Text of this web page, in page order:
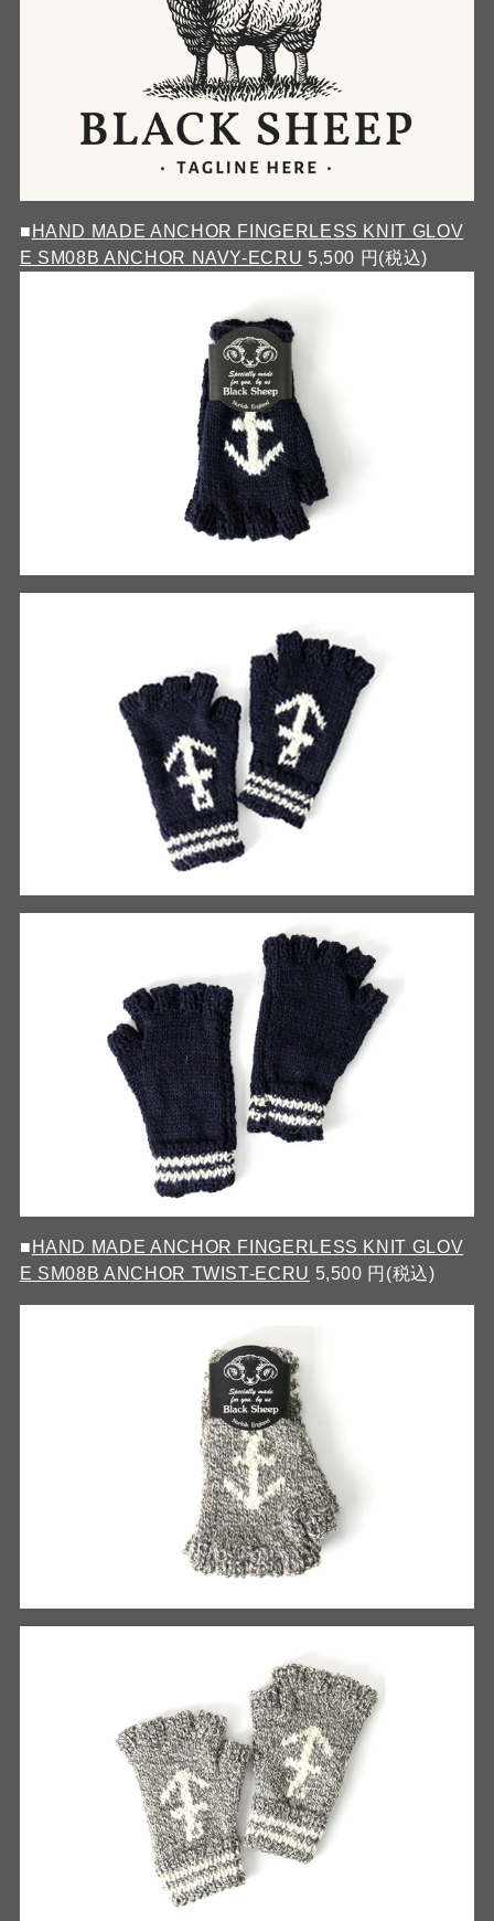
■ HAND MADE ANCHOR FINGERLESS KNIT GLOV
E SM08B ANCHOR NAVY-ECRU 5,500 円(税込)
■ HAND MADE ANCHOR FINGERLESS KNIT GLOV
E SM08B ANCHOR TWIST-ECRU 5,500 円(税込)